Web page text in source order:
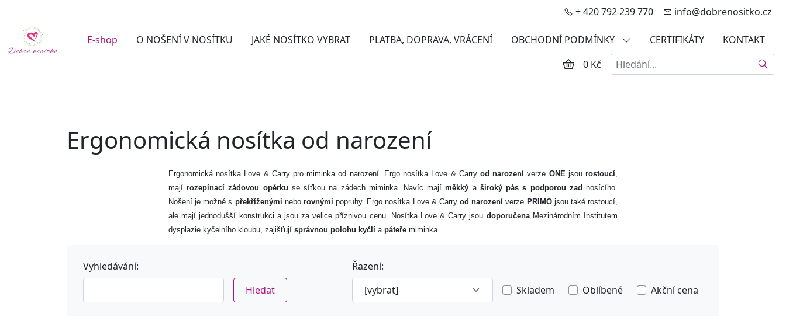
+ 420 792 239 770 info@dobrenositko.cz
E-shop O NOŠENÍ V NOSÍTKU JAKÉ NOSÍTKO VYBRAT PLATBA, DOPRAVA, VRÁCENÍ OBCHODNÍ PODMÍNKY CERTIFIKÁTY
KONTAKT
0 Kč
Hledat
Ergonomická nosítka od narození
Ergonomická nosítka Love & Carry pro miminka od narození. Ergo nosítka Love & Carry od narozeníverze ONE jsourostoucí,
majírozepínací zádovou opěrku se síťkou na zádech miminka. Navíc majíměkký a široký pás s podporou zad nosícího.
Nošení je možné s překříženými nebo rovnými popruhy. Ergo nosítka Love & Carryod narození verze PRIMOjsou také rostoucí,
ale mají jednodušší konstrukci a jsou za velice příznivou cenu. Nosítka Love & Carry jsou doporučena Mezinárodním Institutem
dysplazie kyčelního kloubu, zajišťují správnou polohu kyčlí a páteře miminka.
Vyhledávání:
Hledat
Řazení:
Skladem
Oblíbené Akční cena